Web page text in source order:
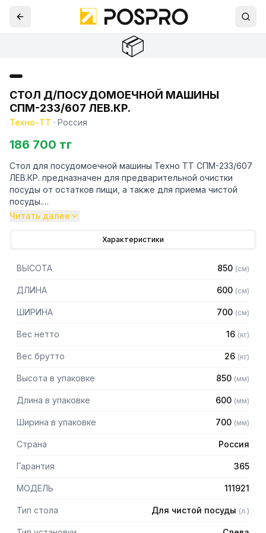
📦
СТОЛ Д/ПОСУДОМОЕЧНОЙ МАШИНЫ
СПМ-233/607 ЛЕВ.КР.
Техно-ТТ · Россия
186 700 тг
Стол для посудомоечной машины Техно ТТ СПМ-233/607
ЛЕВ.КР. предназначен для предварительной очистки
посуды от остатков пищи, а также для приема чистой
посуды.
— Столешница из нержавеющей стали марки AISI 304
толщиной 1,0 мм
— Каркас разборный из трубы 40х40 мм нержавеющей
стали марки AISI 430 толщиной 1,2 мм
0,8 мм
— Регулируемые опоры
Читать далее
Характеристики
ВЫСОТА 850 (см)
ДЛИНА 600 (см)
ШИРИНА 700 (см)
Вес нетто 16 (кг)
Вес брутто 26 (кг)
Высота в упаковке 850 (мм)
Длина в упаковке 600 (мм)
Ширина в упаковке 700 (мм)
Страна Россия
Гарантия 365
МОДЕЛЬ 111921
Тип стола Для чистой посуды (л.)